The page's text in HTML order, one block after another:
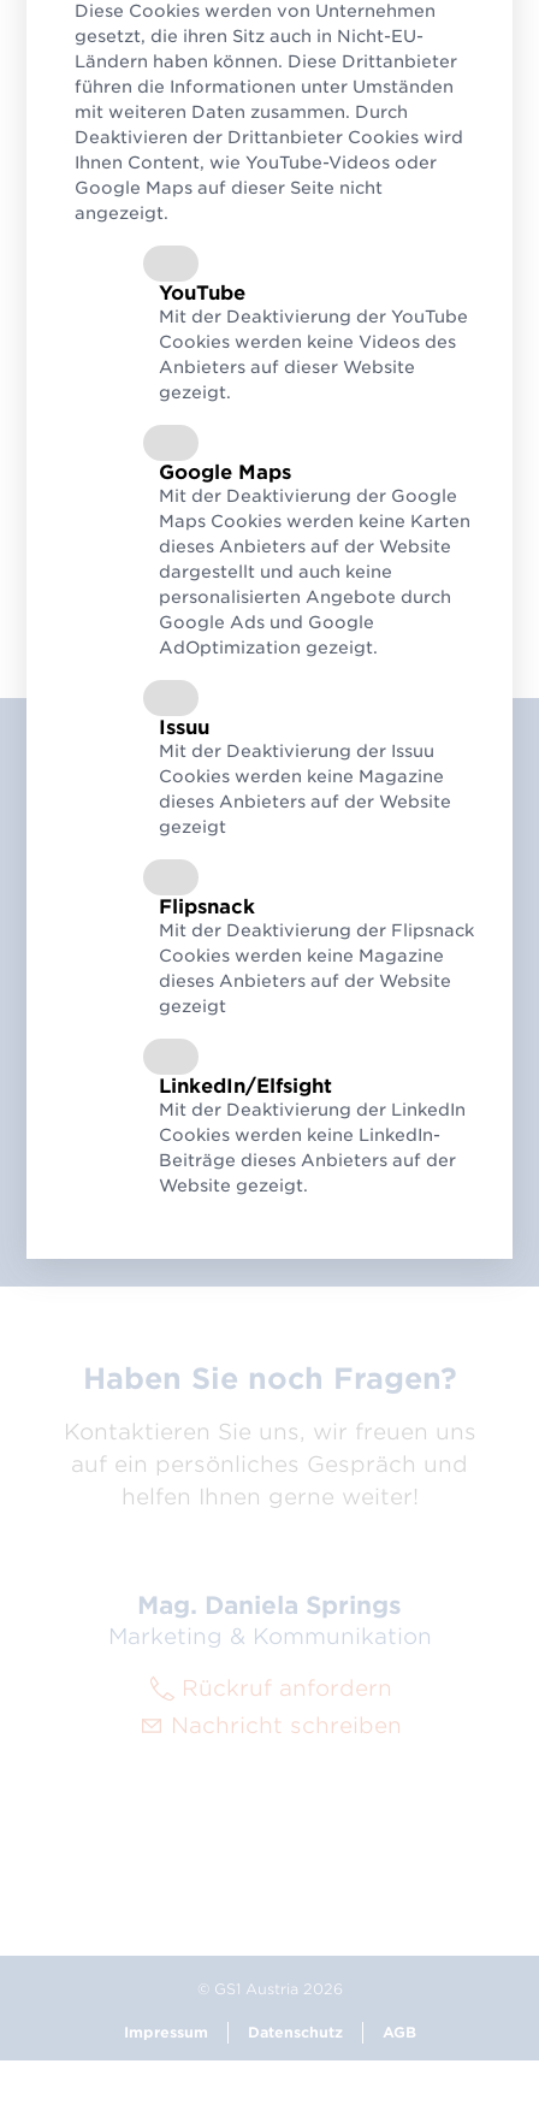
Nachname
E-Mail Adresse
Informationen zum Datenschutz finden Siehier
Mögen Sie Magazine?
Abonnieren Sie die GS1 info
In unserem interaktiven, digitalen Magazin
erwarten Sie praxisnahe Beiträge,
spannende Unternehmensbeispiele und
relevante Themen für alle, die mit
Standards, Daten und digitalen Prozessen
Mehr über die GS1 info edition
Haben Sie noch Fragen?
Kontaktieren Sie uns, wir freuen uns
auf ein persönliches Gespräch und
helfen Ihnen gerne weiter!
Mag. Daniela Springs
Marketing & Kommunikation
Rückruf anfordern
Nachricht schreiben
© GS1 Austria 2026
Footer
Impressum Datenschutz AGB
Diese Cookies werden von Unternehmen
gesetzt, die ihren Sitz auch in Nicht-EU-
Ländern haben können. Diese Drittanbieter
führen die Informationen unter Umständen
mit weiteren Daten zusammen. Durch
Deaktivieren der Drittanbieter Cookies wird
Ihnen Content, wie YouTube-Videos oder
Google Maps auf dieser Seite nicht
angezeigt.
YouTube
Mit der Deaktivierung der YouTube
Cookies werden keine Videos des
Anbieters auf dieser Website
gezeigt.
Google Maps
Mit der Deaktivierung der Google
Maps Cookies werden keine Karten
dieses Anbieters auf der Website
dargestellt und auch keine
personalisierten Angebote durch
Google Ads und Google
AdOptimization gezeigt.
Issuu
Mit der Deaktivierung der Issuu
Cookies werden keine Magazine
dieses Anbieters auf der Website
gezeigt
Flipsnack
Mit der Deaktivierung der Flipsnack
Cookies werden keine Magazine
dieses Anbieters auf der Website
gezeigt
LinkedIn/Elfsight
Mit der Deaktivierung der LinkedIn
Cookies werden keine LinkedIn-
Beiträge dieses Anbieters auf der
Website gezeigt.